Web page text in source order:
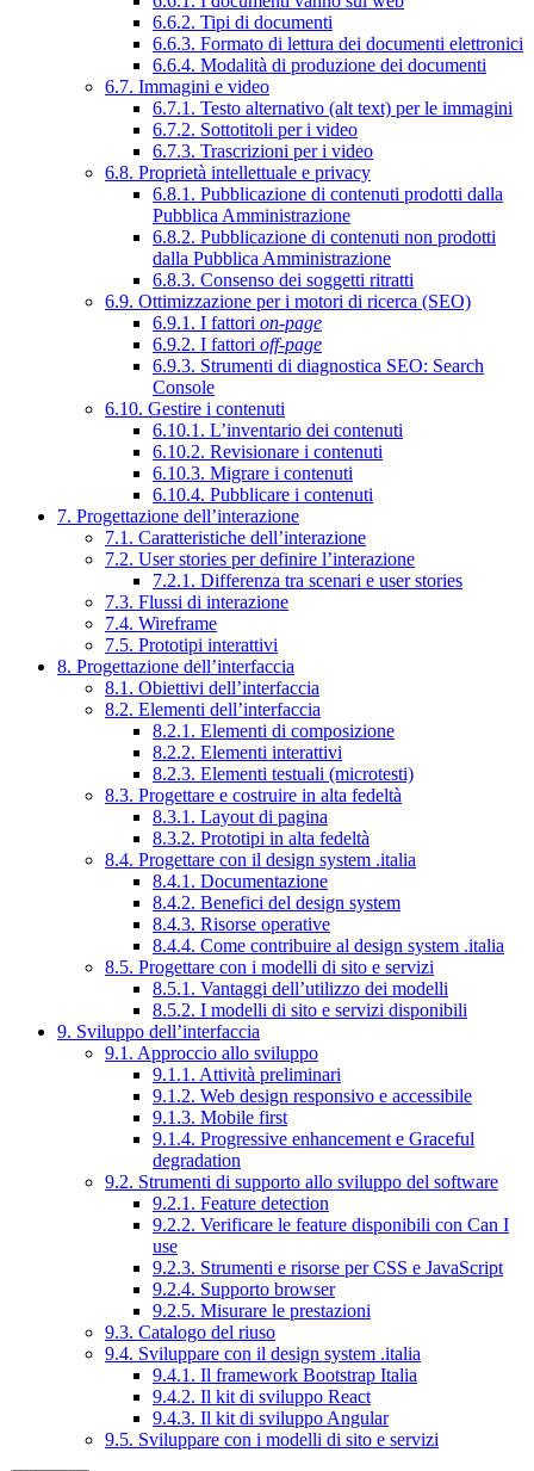
6.6.2. Tipi di documenti
6.6.3. Formato di lettura dei documenti elettronici
6.6.4. Modalità di produzione dei documenti
6.7. Immagini e video
6.7.1. Testo alternativo (alt text) per le immagini
6.7.2. Sottotitoli per i video
6.7.3. Trascrizioni per i video
6.8. Proprietà intellettuale e privacy
6.8.1. Pubblicazione di contenuti prodotti dalla
Pubblica Amministrazione
6.8.2. Pubblicazione di contenuti non prodotti
dalla Pubblica Amministrazione
6.8.3. Consenso dei soggetti ritratti
6.9. Ottimizzazione per i motori di ricerca (SEO)
6.9.1. I fattori on-page
6.9.2. I fattori off-page
6.9.3. Strumenti di diagnostica SEO: Search
Console
6.10. Gestire i contenuti
6.10.1. L’inventario dei contenuti
6.10.2. Revisionare i contenuti
6.10.3. Migrare i contenuti
6.10.4. Pubblicare i contenuti
7. Progettazione dell’interazione
7.1. Caratteristiche dell’interazione
7.2. User stories per definire l’interazione
7.2.1. Differenza tra scenari e user stories
7.3. Flussi di interazione
7.4. Wireframe
7.5. Prototipi interattivi
8. Progettazione dell’interfaccia
8.1. Obiettivi dell’interfaccia
8.2. Elementi dell’interfaccia
8.2.1. Elementi di composizione
8.2.2. Elementi interattivi
8.2.3. Elementi testuali (microtesti)
8.3. Progettare e costruire in alta fedeltà
8.3.1. Layout di pagina
8.3.2. Prototipi in alta fedeltà
8.4. Progettare con il design system .italia
8.4.1. Documentazione
8.4.2. Benefici del design system
8.4.3. Risorse operative
8.4.4. Come contribuire al design system .italia
8.5. Progettare con i modelli di sito e servizi
8.5.1. Vantaggi dell’utilizzo dei modelli
8.5.2. I modelli di sito e servizi disponibili
9. Sviluppo dell’interfaccia
9.1. Approccio allo sviluppo
9.1.1. Attività preliminari
9.1.2. Web design responsivo e accessibile
9.1.3. Mobile first
9.1.4. Progressive enhancement e Graceful
degradation
9.2. Strumenti di supporto allo sviluppo del software
9.2.1. Feature detection
9.2.2. Verificare le feature disponibili con Can I
use
9.2.3. Strumenti e risorse per CSS e JavaScript
9.2.4. Supporto browser
9.2.5. Misurare le prestazioni
9.3. Catalogo del riuso
9.4. Sviluppare con il design system .italia
9.4.1. Il framework Bootstrap Italia
9.4.2. Il kit di sviluppo React
9.4.3. Il kit di sviluppo Angular
9.5. Sviluppare con i modelli di sito e servizi